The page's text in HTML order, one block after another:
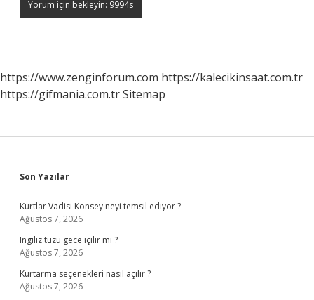
https://www.zenginforum.com https://kalecikinsaat.com.tr
https://gifmania.com.trSitemap
Sidebar
Son Yazılar
Kurtlar Vadisi Konsey neyi temsil ediyor ?
Ağustos 7, 2026
Ingiliz tuzu gece içilir mi ?
Ağustos 7, 2026
Kurtarma seçenekleri nasıl açılır ?
Ağustos 7, 2026